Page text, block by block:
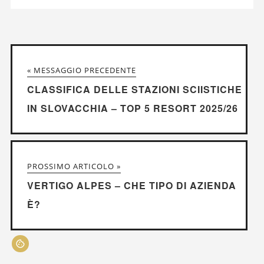
« MESSAGGIO PRECEDENTE
CLASSIFICA DELLE STAZIONI SCIISTICHE
IN SLOVACCHIA – TOP 5 RESORT 2025/26
PROSSIMO ARTICOLO »
VERTIGO ALPES – CHE TIPO DI AZIENDA
È?